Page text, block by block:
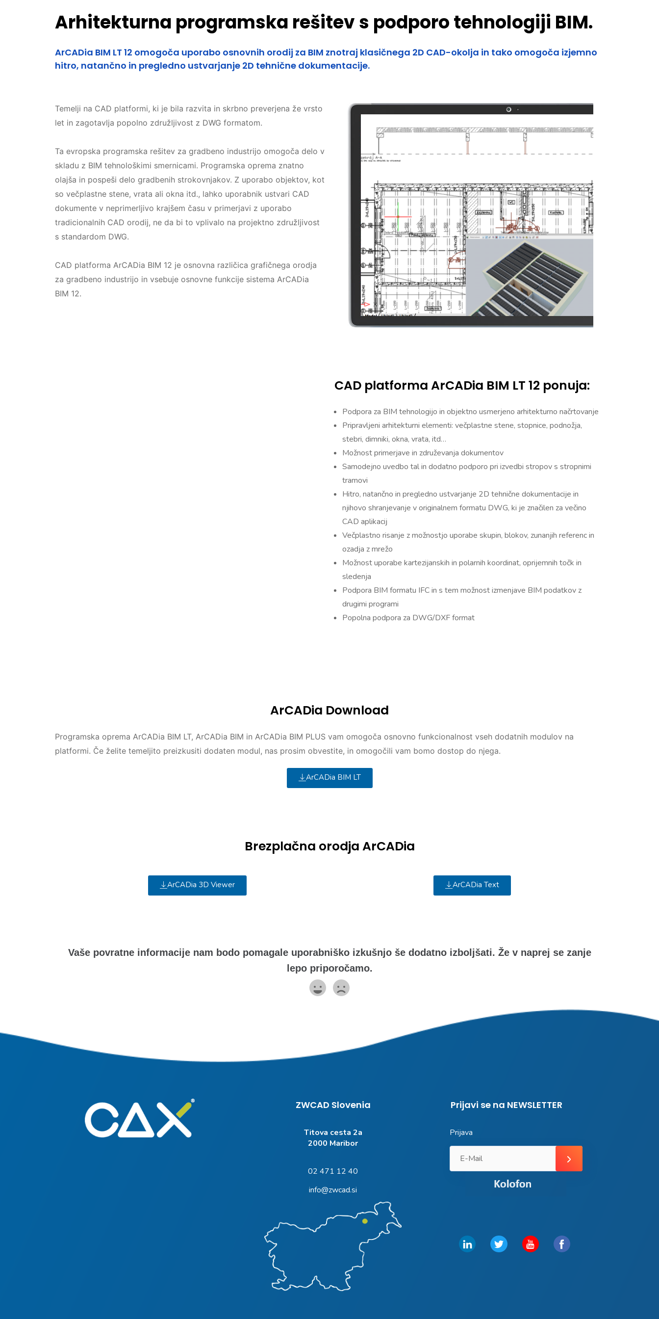
Arhitekturna programska rešitev s podporo tehnologiji BIM.
ArCADia BIM LT 12 omogoča uporabo osnovnih orodij za BIM znotraj klasičnega 2D CAD-okolja in tako omogoča izjemno
hitro, natančno in pregledno ustvarjanje 2D tehnične dokumentacije.
Temelji na CAD platformi, ki je bila razvita in skrbno preverjena že vrsto
let in zagotavlja popolno združljivost z DWG formatom.
Ta evropska programska rešitev za gradbeno industrijo omogoča delo v
skladu z BIM tehnološkimi smernicami. Programska oprema znatno
olajša in pospeši delo gradbenih strokovnjakov. Z uporabo objektov, kot
so večplastne stene, vrata ali okna itd., lahko uporabnik ustvari CAD
dokumente v neprimerljivo krajšem času v primerjavi z uporabo
tradicionalnih CAD orodij, ne da bi to vplivalo na projektno združljivost
s standardom DWG.
CAD platforma ArCADia BIM 12 je osnovna različica grafičnega orodja
za gradbeno industrijo in vsebuje osnovne funkcije sistema ArCADia
BIM 12.
CAD platforma ArCADia BIM LT 12 ponuja:
Podpora za BIM tehnologijo in objektno usmerjeno arhitekturno načrtovanje
Pripravljeni arhitekturni elementi: večplastne stene, stopnice, podnožja,
stebri, dimniki, okna, vrata, itd…
Možnost primerjave in združevanja dokumentov
Samodejno uvedbo tal in dodatno podporo pri izvedbi stropov s stropnimi
tramovi
Hitro, natančno in pregledno ustvarjanje 2D tehnične dokumentacije in
njihovo shranjevanje v originalnem formatu DWG, ki je značilen za večino
CAD aplikacij
Večplastno risanje z možnostjo uporabe skupin, blokov, zunanjih referenc in
ozadja z mrežo
Možnost uporabe kartezijanskih in polarnih koordinat, oprijemnih točk in
sledenja
Podpora BIM formatu IFC in s tem možnost izmenjave BIM podatkov z
drugimi programi
Popolna podpora za DWG/DXF format
ArCADia Download
Programska oprema ArCADia BIM LT, ArCADia BIM in ArCADia BIM PLUS vam omogoča osnovno funkcionalnost vseh dodatnih modulov na
platformi. Če želite temeljito preizkusiti dodaten modul, nas prosim obvestite, in omogočili vam bomo dostop do njega.
ArCADia BIM LT
Brezplačna orodja ArCADia
ArCADia 3D Viewer ArCADia Text
Vaše povratne informacije nam bodo pomagale uporabniško izkušnjo še dodatno izboljšati. Že v naprej se zanje
lepo priporočamo.
ZWCAD Slovenia
Titova cesta 2a
2000 Maribor
02 471 12 40
info@zwcad.si
Prijavi se na NEWSLETTER
Prijava